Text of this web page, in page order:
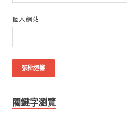
個人網站
關鍵字瀏覽